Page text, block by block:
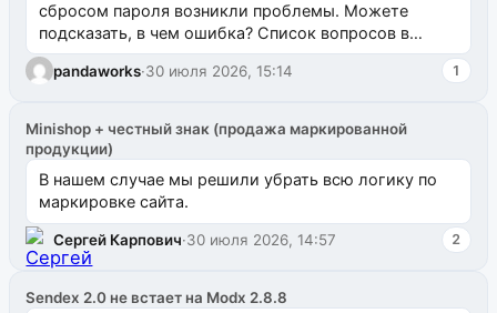
сбросом пароля возникли проблемы. Можете
подсказать, в чем ошибка? Список вопросов в
одноименном разделе на modx.pro пока пуст, и,...
pandaworks·30 июля 2026, 15:14 1
Minishop + честный знак (продажа маркированной
продукции)
В нашем случае мы решили убрать всю логику по
маркировке сайта.
Сергей Карпович·30 июля 2026, 14:57 2
Sendex 2.0 не встает на Modx 2.8.8